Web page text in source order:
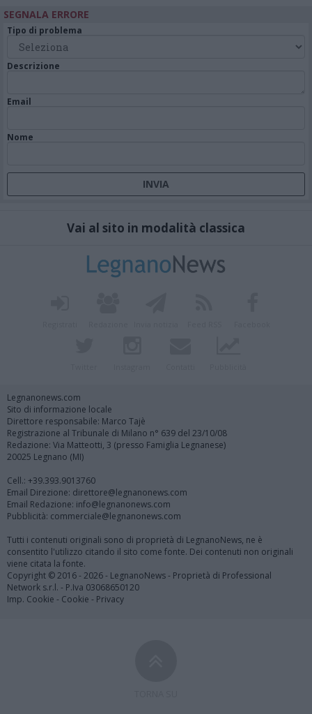
SEGNALA ERRORE
Tipo di problema
Descrizione
Email
Nome
Vai al sito in modalità classica
Legnanonews.com
Sito di informazione locale
Direttore responsabile: Marco Tajè
Registrazione al Tribunale di Milano n° 639 del 23/10/08
Redazione: Via Matteotti, 3 (presso Famiglia Legnanese)
20025 Legnano (MI)
Cell.: +39.393.9013760
Email Direzione: direttore@legnanonews.com
Email Redazione: info@legnanonews.com
Pubblicità: commerciale@legnanonews.com
Tutti i contenuti originali sono di proprietà di LegnanoNews, ne è
consentito l'utilizzo citando il sito come fonte. Dei contenuti non originali
viene citata la fonte.
Copyright © 2016 - 2026 - LegnanoNews - Proprietà di Professional
Network s.r.l. - P.Iva 03068650120
Imp. Cookie - Cookie - Privacy